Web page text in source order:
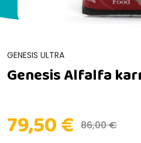
GENESIS ULTRA
Genesis Alfalfa
79,50 € 86,00 €